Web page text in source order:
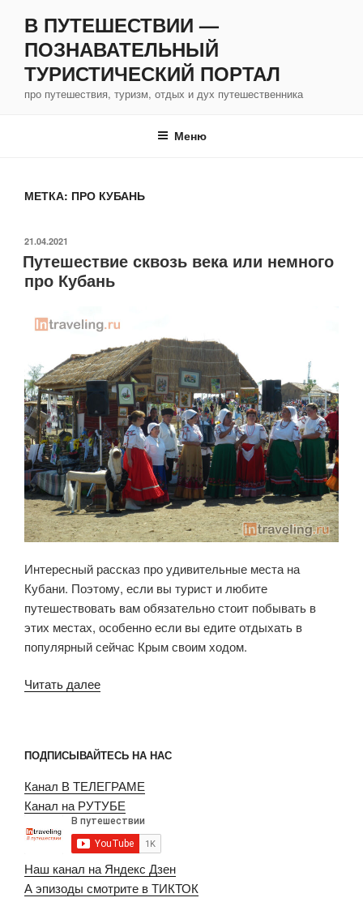
содержимому
В ПУТЕШЕСТВИИ —
ПОЗНАВАТЕЛЬНЫЙ
ТУРИСТИЧЕСКИЙ ПОРТАЛ
про путешествия, туризм, отдых и дух путешественника
Меню
МЕТКА: ПРО КУБАНЬ
ОПУБЛИКОВАНО
21.04.2021
Путешествие сквозь века или немного
про Кубань
Интересный рассказ про удивительные места на
Кубани. Поэтому, если вы турист и любите
путешествовать вам обязательно стоит побывать в
этих местах, особенно если вы едите отдыхать в
популярный сейчас Крым своим ходом.
Читать далее«Путешествие
немного
про
Кубань»
ПОДПИСЫВАЙТЕСЬ НА НАС
Канал В ТЕЛЕГРАМЕ
Канал на РУТУБЕ
Наш канал на Яндекс Дзен
А эпизоды смотрите в ТИКТОК